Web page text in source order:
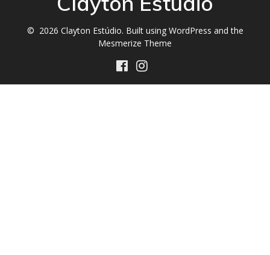
© 2026 Clayton Estúdio. Built using WordPress and the
Mesmerize Theme